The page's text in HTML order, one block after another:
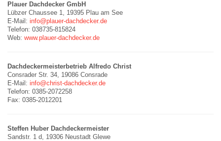
Plauer Dachdecker GmbH
Lübzer Chaussee 1, 19395 Plau am See
E-Mail: info@plauer-dachdecker.de
Telefon: 038735-815824
Web: www.plauer-dachdecker.de
Dachdeckermeisterbetrieb Alfredo Christ
Consrader Str. 34, 19086 Consrade
E-Mail: info@christ-dachdecker.de
Telefon: 0385-2072258
Fax: 0385-2012201
Steffen Huber Dachdeckermeister
Sandstr. 1 d, 19306 Neustadt Glewe